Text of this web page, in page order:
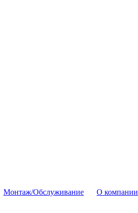
Монтаж/Обслуживание О компании